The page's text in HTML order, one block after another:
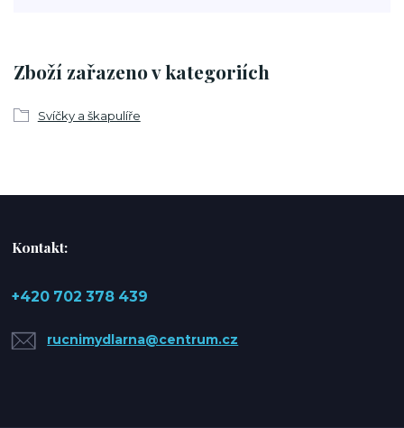
Zboží zařazeno v kategoriích
Svíčky a škapulíře
Kontakt:
+420 702 378 439
rucnimydlarna@centrum.cz